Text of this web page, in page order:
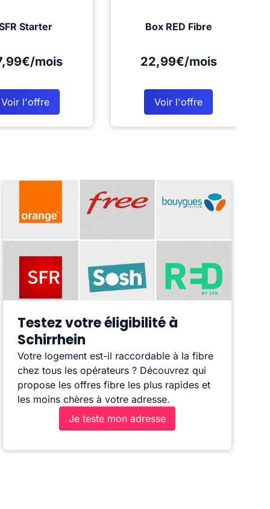
Starter
mois
Voir l'offre
Box RED Fibre
22,99€/mois
Voir l'offre
Testez votre éligibilité à
Schirrhein
Votre logement est-il raccordable à la fibre
chez tous les opérateurs ? Découvrez qui
propose les offres fibre les plus rapides et
les moins chères à votre adresse.
Je teste mon adresse